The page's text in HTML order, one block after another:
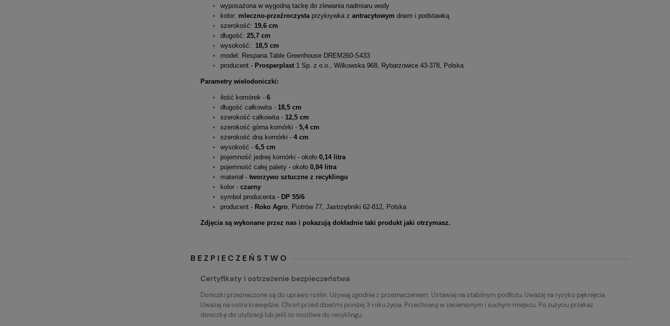
wyposażona w wygodną tackę do zlewania nadmiaru wody
kolor: mleczno-przeźroczysta przykrywka z antracytowym dnem i podstawką
szerokość: 19,6 cm
długość: 25,7 cm
wysokość: 18,5 cm
model: Respana Table Greenhouse DREM260-S433
producent - Prosperplast 1 Sp. z o.o., Wilkowska 968, Rybarzowice 43-378, Polska
Parametry wielodoniczki:
ilość komórek - 6
długość całkowita - 18,5 cm
szerokość całkowita - 12,5 cm
szerokość górna komórki - 5,4 cm
szerokość dna komórki - 4 cm
wysokość - 6,5 cm
pojemność jednej komórki - około 0,14 litra
pojemność całej palety - około 0,84 litra
materiał - tworzywo sztuczne z recyklingu
kolor - czarny
symbol producenta - DP 55/6
producent - Roko Agro , Piotrów 77, Jastrzębniki 62-812, Polska
Zdjęcia są wykonane przez nas i pokazują dokładnie taki produkt jaki otrzymasz.
BEZPIECZEŃSTWO
Certyfikaty i ostrzeżenie bezpieczeństwa
Doniczki przeznaczone są do uprawy roślin. Używaj zgodnie z przeznaczeniem. Ustawiaj na stabilnym podłożu. Uważaj na ryzyko pęknięcia.
Uważaj na ostre krawędzie. Chroń przed dziećmi poniżej 3 roku życia. Przechowuj w zacienionym i suchym miejscu. Po zużyciu przekaż
doniczkę do utylizacji lub jeśli to możliwe do recyklingu.